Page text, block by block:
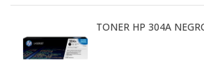
TONER HP 304A